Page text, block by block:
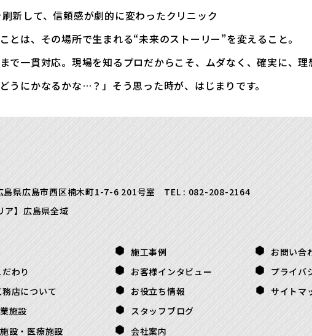
新して、信頼感が劇的に変わったクリニック
とは、その場所で生まれる“未来のストーリー”を変えること。
で一貫対応。現場を知るプロだからこそ、ムダなく、確実に、理
どうにかなるかな…？」そう思った時が、はじまりです。
島県広島市西区楠木町1-7-6 201号室 TEL : 082-208-2164
ア】広島県全域
わり
店について
施設
設・医療施設
施工事例
お客様インタビュー
お役立ち情報
スタッフブログ
会社案内
お問い合
プライバ
サイトマ